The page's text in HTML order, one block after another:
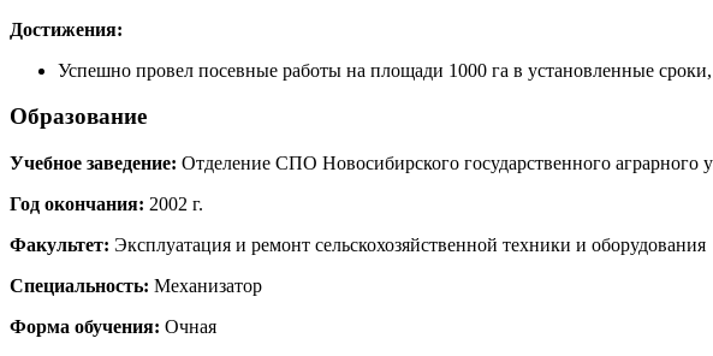
Достижения:
Успешно провел посевные работы на площади 1000 га в установленные
Образование
Учебное заведение: Отделение СПО Новосибирского государственного аграрного
Год окончания: 2002 г.
Факультет: Эксплуатация и ремонт сельскохозяйственной техники и оборудования
Специальность: Механизатор
Форма обучения: Очная